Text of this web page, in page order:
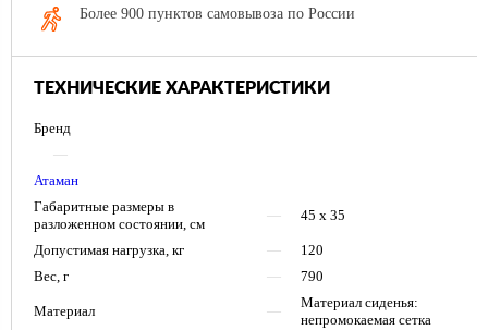
Более 900 пунктов самовывоза по России
ТЕХНИЧЕСКИЕ ХАРАКТЕРИСТИКИ
Бренд
—
Атаман
Габаритные размеры в
разложенном состоянии, см
— 45 х 35
Допустимая нагрузка, кг —
120
Вес, г
— 790
Материал —
Материал сиденья:
непромокаемая сетка